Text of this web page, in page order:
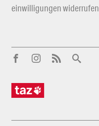
einwilligungen widerrufen